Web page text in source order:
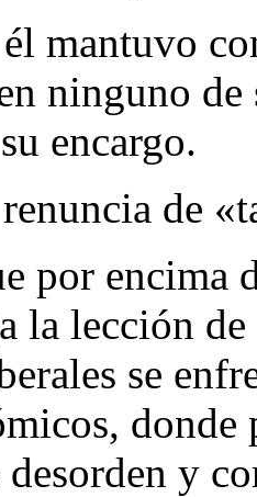
mantuvo
ninguno
encargo.
de
por encima
la lección
se
desorden y